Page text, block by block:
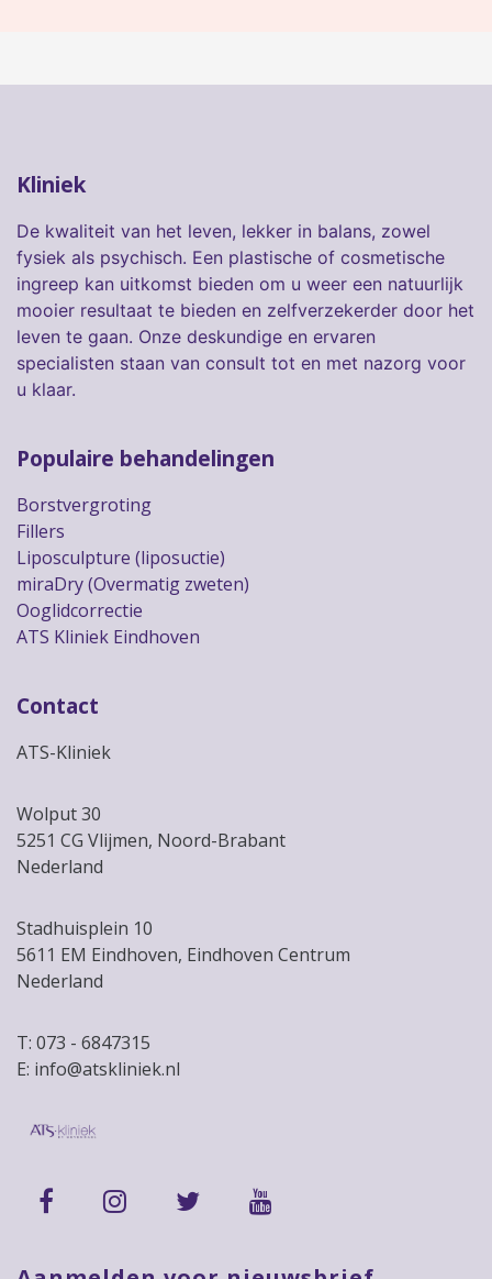
Kliniek
De kwaliteit van het leven, lekker in balans, zowel
fysiek als psychisch. Een plastische of cosmetische
ingreep kan uitkomst bieden om u weer een natuurlijk
mooier resultaat te bieden en zelfverzekerder door het
leven te gaan. Onze deskundige en ervaren
specialisten staan van consult tot en met nazorg voor
u klaar.
Populaire behandelingen
Borstvergroting
Fillers
Liposculpture (liposuctie)
miraDry (Overmatig zweten)
Ooglidcorrectie
ATS Kliniek Eindhoven
Contact
ATS-Kliniek
Wolput 30
5251 CG Vlijmen, Noord-Brabant
Nederland
Stadhuisplein 10
5611 EM Eindhoven, Eindhoven Centrum
Nederland
T: 073 - 6847315
E: info@atskliniek.nl